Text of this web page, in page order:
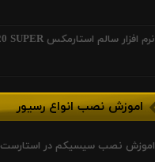
نرم افزار سالم استارمکس X20 SUPER
اموزش نصب انواع رسیور
اموزش نصب سیسیکم در استارست